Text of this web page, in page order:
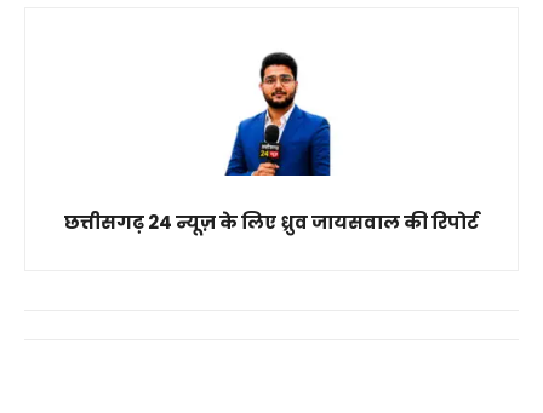
छत्तीसगढ़ 24 न्यूज़ के लिए ध्रुव जायसवाल की रिपोर्ट